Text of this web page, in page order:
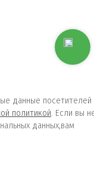
данные посетителей
политикой. Если вы
данных,вам